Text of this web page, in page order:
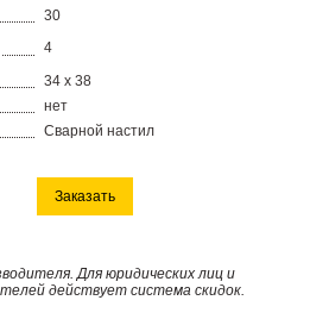
30
4
34 х 38
нет
Сварной настил
Заказать
Для юридических лиц и
действует система скидок.